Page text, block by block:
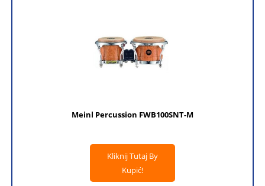
Meinl Percussion FWB100SNT-M
Kliknij Tutaj By
Kupić!